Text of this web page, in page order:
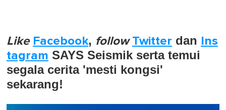
Like Facebook, follow Twitter dan Ins
tagram SAYS Seismik serta temui
segala cerita 'mesti kongsi'
sekarang!